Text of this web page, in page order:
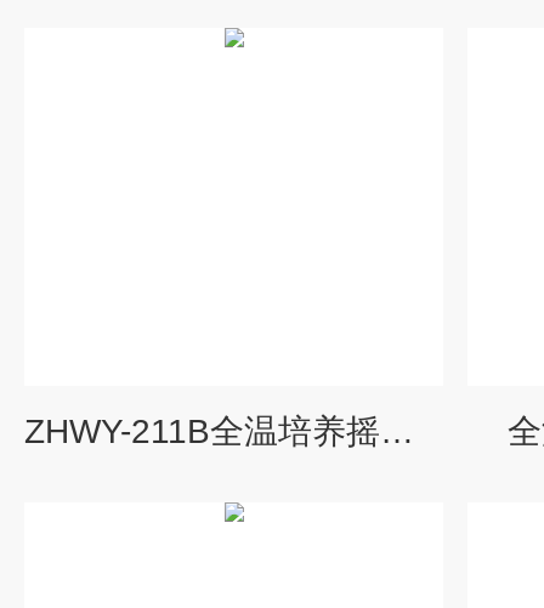
ZHWY-211B全温培养摇床振荡器原理